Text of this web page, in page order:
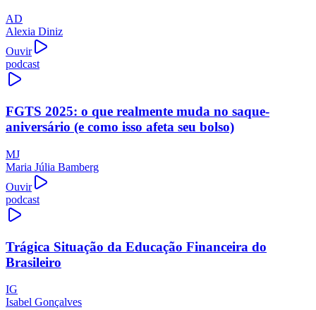
AD
Alexia Diniz
Ouvir
podcast
FGTS 2025: o que realmente muda no saque-
aniversário (e como isso afeta seu bolso)
MJ
Maria Júlia Bamberg
Ouvir
podcast
Trágica Situação da Educação Financeira do
Brasileiro
IG
Isabel Gonçalves